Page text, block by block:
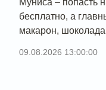
Муниса – попасть
бесплатно, а
макарон,
09.08.2026 13:00:00